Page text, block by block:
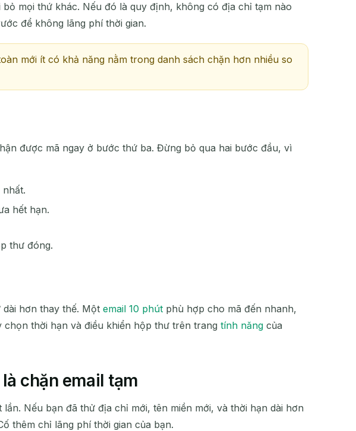
mọi thứ khác. Nếu đó là quy định, không có địa chỉ tạm nào
để không lãng phí thời gian.
mới ít có khả năng nằm trong danh sách chặn hơn nhiều so
được mã ngay ở bước thứ ba. Đừng bỏ qua hai bước đầu, vì
hết hạn.
thư đóng.
hơn thay thế. Một email 10 phút phù hợp cho mã đến nhanh,
thời hạn và điều khiển hộp thư trên trang tính năng của
chặn email tạm
Nếu bạn đã thử địa chỉ mới, tên miền mới, và thời hạn dài hơn
thêm chỉ lãng phí thời gian của bạn.